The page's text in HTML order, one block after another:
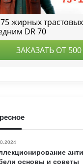
основы и советы